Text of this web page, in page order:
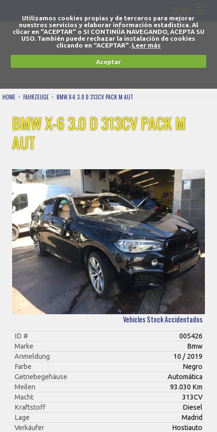
Utilizamos cookies propias y de terceros para mejorar
nuestros servicios y elaborar información estadística. Al
clicar en "ACEPTAR" o SI CONTINÚA NAVEGANDO, ACEPTA SU
USO. También puede rechazar la instalación de cookies
clicando en “ACEPTAR". Leer más
Aceptar
HOME FAHRZEUGE BMW X-6 3.0 D 313CV PACK M AUT
BMW X-6 3.0 D 313CV PACK M
AUT
Vehicles Stock Accidentados
ID #
005426
Marke
Bmw
Anmeldung
10 / 2019
Farbe
Negro
Getriebegehäuse
Automática
Meilen
93.030 Km
Macht
313CV
Kraftstoff
Diesel
Lage
Madrid
Verkäufer
Hostiauto